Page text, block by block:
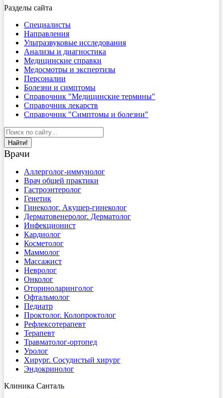
Разделы сайта
Специалисты
Направления
Ультразвуковые исследования
Анализы и диагностика
Медицинские справки
Медосмотры и экспертизы
Персоналии
Болезни и симптомы
Справочник "Медицинские термины"
Справочник лекарств
Справочник "Симптомы и болезни"
Найти!
Врачи
Аллерголог-иммунолог
Врач общей практики
Гастроэнтеролог
Генетик
Гинеколог. Акушер-гинеколог
Дерматовенеролог. Дерматолог
Инфекционист
Кардиолог
Косметолог
Маммолог
Массажист
Невролог
Онколог
Оториноларинголог
Офтальмолог
Педиатр
Проктолог. Колопроктолог
Рефлексотерапевт
Терапевт
Травматолог-ортопед
Уролог
Хирург. Сосудистый хирург
Эндокринолог
Клиника Санталь